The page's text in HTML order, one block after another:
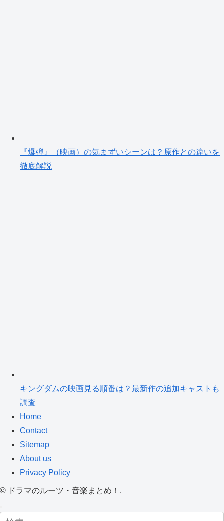
『爆弾』（映画）の気まずいシーンは？原作との違いを
徹底解説
キングダムの映画見る順番は？最新作の追加キャストも
調査
Home
Contact
Sitemap
About us
Privacy Policy
© ドラマのルーツ・音楽まとめ！.